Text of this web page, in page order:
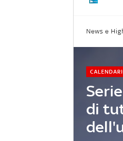
News e
di